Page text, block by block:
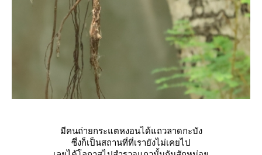
มีคนถ่ายกระแตหงอนได้แถวลาดกะบัง
ซึ่งก็เป็นสถานที่ที่เรายังไม่เคยไป